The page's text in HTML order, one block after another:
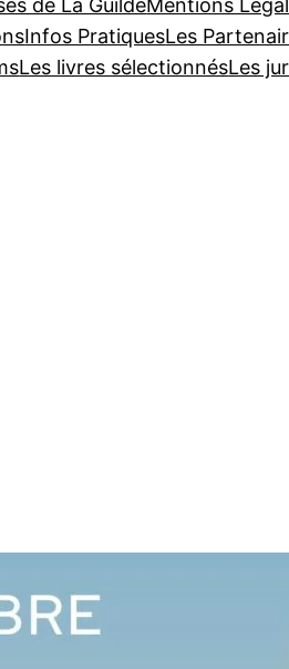
de La GuildeMentions
Infos PratiquesLes
Les livres sélectionnésLes